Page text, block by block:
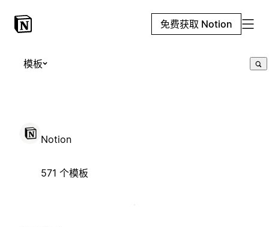
免费获取 Notion
模板
Notion
571 个模板